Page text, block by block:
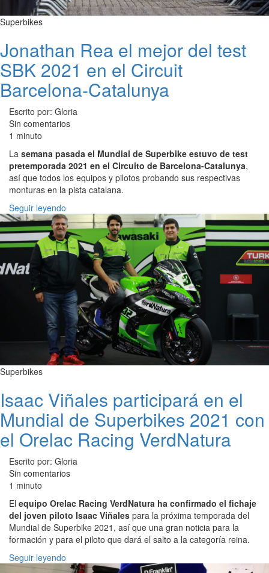
Superbikes
Jonathan Rea el mejor del test
SBK 2021 en el Circuit
Barcelona-Catalunya
Escrito por: Gloria
Sin comentarios
1 minuto
La semana pasada el Mundial de Superbike estuvo de test
pretemporada 2021 en el Circuito de Barcelona-Catalunya,
así que todos los equipos y pilotos probando sus respectivas
monturas en la pista catalana.
Seguir leyendo
Superbikes
Isaac Viñales participará en el
Mundial de Superbikes 2021 con
el Orelac Racing VerdNatura
Escrito por: Gloria
Sin comentarios
1 minuto
El equipo Orelac Racing VerdNatura ha confirmado el fichaje
del joven piloto Isaac Viñales para la próxima temporada del
Mundial de Superbike 2021, así que una gran noticia para la
formación y para el piloto que dará el salto a la categoría reina.
Seguir leyendo